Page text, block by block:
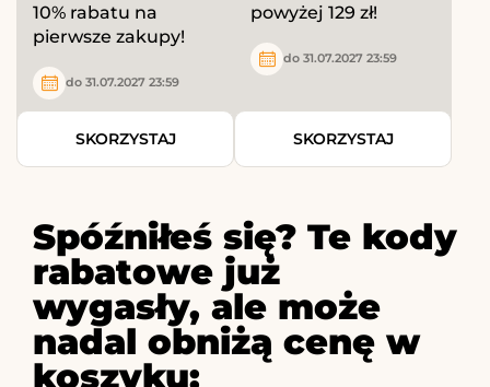
10% rabatu na
pierwsze zakupy!
do 31.07.2027 23:59
SKORZYSTAJ
powyżej 129 zł!
do 31.07.2027 23:59
SKORZYSTAJ
Spóźniłeś się? Te kody
rabatowe już
wygasły, ale może
nadal obniżą cenę w
koszyku: